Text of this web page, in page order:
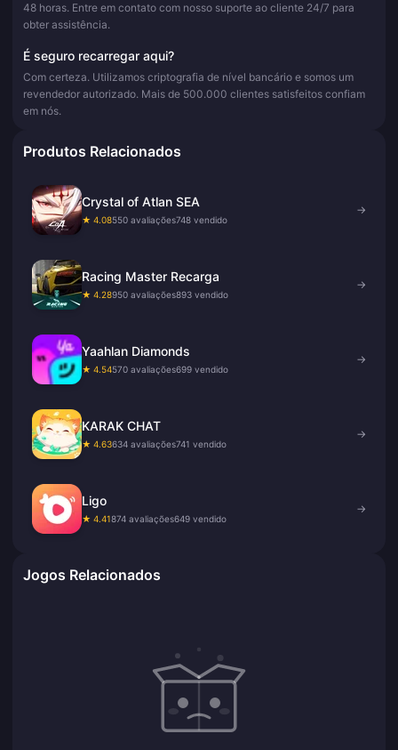
48 horas. Entre em contato com nosso suporte ao cliente 24/7 para
obter assistência.
É seguro recarregar aqui?
Com certeza. Utilizamos criptografia de nível bancário e somos um
revendedor autorizado. Mais de 500.000 clientes satisfeitos confiam
em nós.
Produtos Relacionados
Crystal of Atlan SEA
★ 4.08550 avaliações748 vendido
→
Racing Master Recarga
★ 4.28950 avaliações893 vendido
→
Yaahlan Diamonds
★ 4.54570 avaliações699 vendido
→
KARAK CHAT
★ 4.63634 avaliações741 vendido
→
Ligo
★ 4.41874 avaliações649 vendido
→
Jogos Relacionados